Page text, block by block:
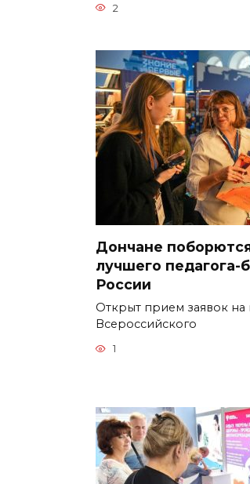
2
Дончане
лучшего педагога-
России
Открыт прием заявок на
Всероссийского
1